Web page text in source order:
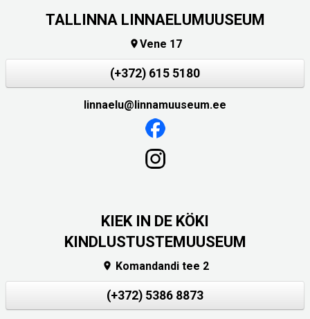
TALLINNA LINNAELUMUUSEUM
Vene 17
(+372) 615 5180
linnaelu@linnamuuseum.ee
KIEK IN DE KÖKI
KINDLUSTUSTEMUUSEUM
 Komandandi tee 2
(+372) 5386 8873